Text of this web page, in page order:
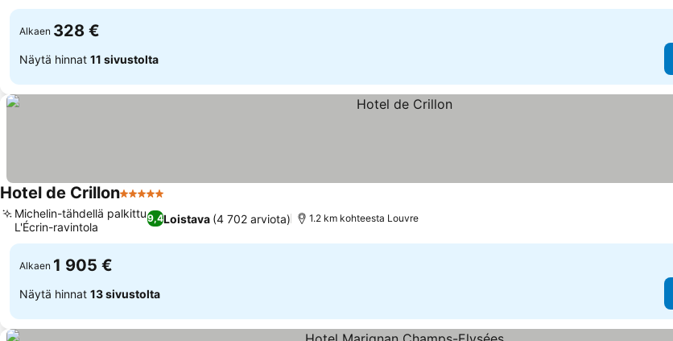
Alkaen 328 €
Näytä hinnat 11 sivustolta
Hotel de Crillon5 Tähtiluokitus
9,4Loistava (4 702 arviota)
Michelin-tähdellä palkittu
L'Écrin-ravintola
1.2 km kohteesta Louvre
Alkaen 1 905 €
Näytä hinnat 13 sivustolta